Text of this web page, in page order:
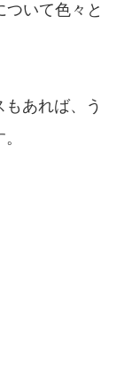
いて色々と
あれば、う